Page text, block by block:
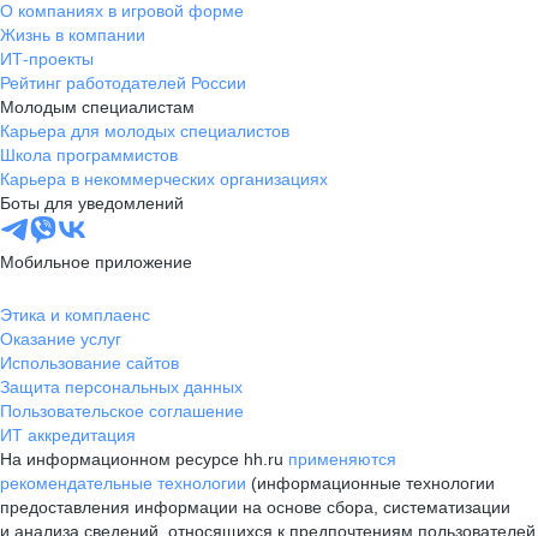
О компаниях в игровой форме
Жизнь в компании
ИТ-проекты
Рейтинг работодателей России
Молодым специалистам
Карьера для молодых специалистов
Школа программистов
Карьера в некоммерческих организациях
Боты для уведомлений
Мобильное приложение
Этика и комплаенс
Оказание услуг
Использование сайтов
Защита персональных данных
Пользовательское соглашение
ИТ аккредитация
На информационном ресурсе hh.ru применяются
рекомендательные технологии (информационные технологии
предоставления информации на основе сбора, систематизации
и анализа сведений, относящихся к предпочтениям пользователей